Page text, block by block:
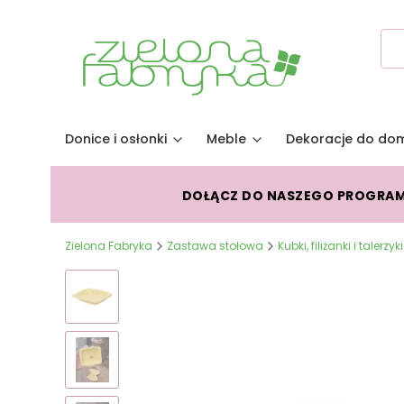
Donice i osłonki Meble Dekoracje do
DOŁĄCZ DO NASZEGO
Zielona Fabryka Zastawa stołowa Kubki, filiżanki i talerzyki